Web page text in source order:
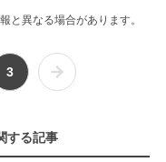
と異なる場合があります。
3
する記事